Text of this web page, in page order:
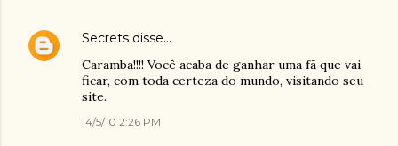
Secrets disse…
Caramba!!!! Você acaba de ganhar uma fã que vai
ficar, com toda certeza do mundo, visitando seu
site.
14/5/10 2:26 PM